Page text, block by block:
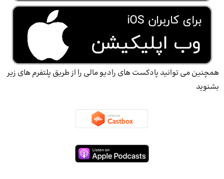
همچنین می توانید پادکست های رادیو مالی را از طریق پلتفرم های زیر
بشنوید